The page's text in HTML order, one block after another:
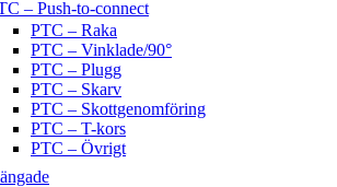
– Push-to-connect
PTC – Raka
PTC – Vinklade/90°
PTC – Plugg
PTC – Skarv
PTC – Skottgenomföring
PTC – T-kors
PTC – Övrigt